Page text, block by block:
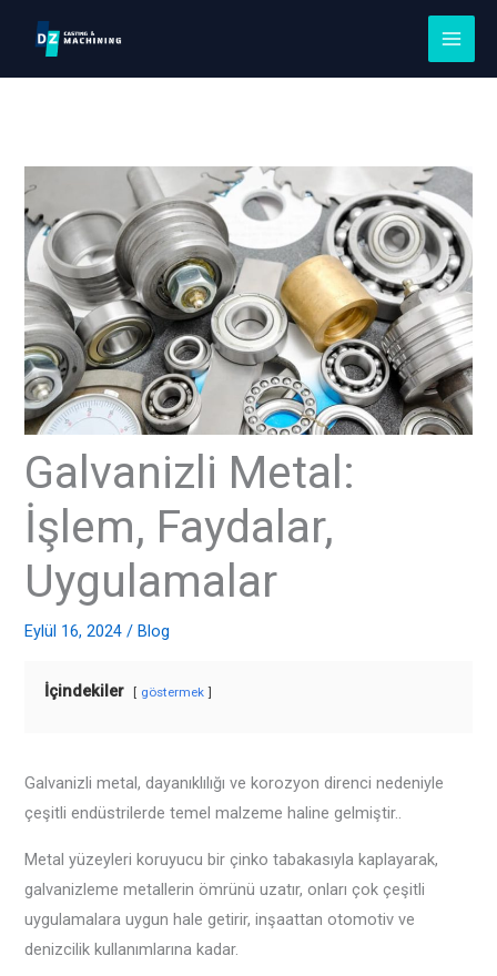
Galvanizli Metal:
İşlem, Faydalar,
Uygulamalar
Eylül 16, 2024/Blog
İçindekiler göstermek
Galvanizli metal, dayanıklılığı ve korozyon direnci nedeniyle
çeşitli endüstrilerde temel malzeme haline gelmiştir..
Metal yüzeyleri koruyucu bir çinko tabakasıyla kaplayarak,
galvanizleme metallerin ömrünü uzatır, onları çok çeşitli
uygulamalara uygun hale getirir, inşaattan otomotiv ve
denizcilik kullanımlarına kadar.